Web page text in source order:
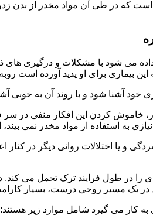
است که در طی آن مواد مخدر از
این بیماری برای او پدید آورده است
خود آشنا شود و با روند آن به خوبی
خاموش کردن این افکار منفی در
به استفاده از مواد مخدر نمی بیند،
و یا اختلالات روانی دیگر در
را در طول فرایند ترک تحمل می
در یک مسیر روحی درست، بسیار
کار می گیرد شامل موارد زیر هستند: